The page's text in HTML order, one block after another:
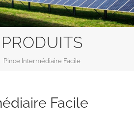
Pince Intermédiaire Facile
Facile